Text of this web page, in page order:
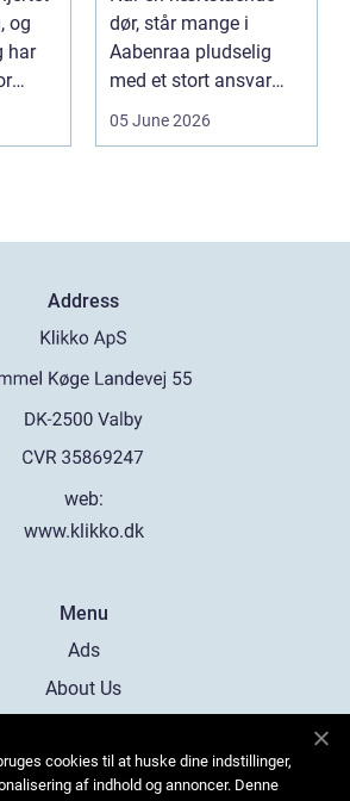
og
har
dør, står mange i
Aabenraa pludselig
med et stort ansvar
midt i sorgen.
05 June 2026
Address
web:
www.klikko.dk
Menu
Ads
About Us
Contact
cookies til at huske dine indstillinger,
af indhold og annoncer. Denne